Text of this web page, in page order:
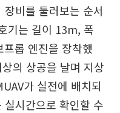
비를 둘러보는 순서
기는 길이 13m, 폭
롭 엔진을 장착했
의 상공을 날며 지상
가 실전에 배치되
시간으로 확인할 수